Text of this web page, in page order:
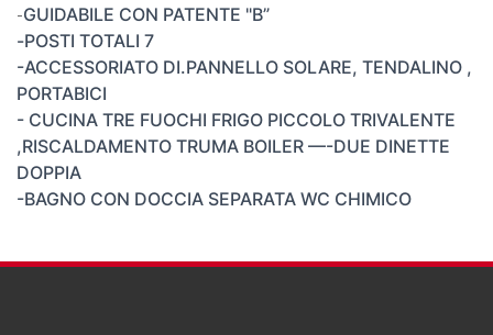
-GUIDABILE CON PATENTE "B”
-POSTI TOTALI 7
-ACCESSORIATO DI.PANNELLO SOLARE, TENDALINO ,
PORTABICI
- CUCINA TRE FUOCHI FRIGO PICCOLO TRIVALENTE
,RISCALDAMENTO TRUMA BOILER —-DUE DINETTE
DOPPIA
-BAGNO CON DOCCIA SEPARATA WC CHIMICO